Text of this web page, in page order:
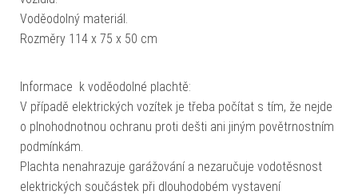
Voděodolný materiál.
Rozměry 114 x 75 x 50 cm
Informace k voděodolné plachtě:
V případě elektrických vozítek je třeba počítat s tím, že nejde
o plnohodnotnou ochranu proti dešti ani jiným povětrnostním
podmínkám.
Plachta nenahrazuje garážování a nezaručuje vodotěsnost
elektrických součástek při dlouhodobém vystavení